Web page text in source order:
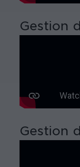
Gestion
Gestion